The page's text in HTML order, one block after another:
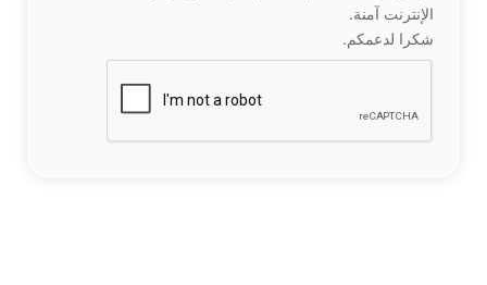
الإنترنت آمنة.
شكرا لدعمكم.